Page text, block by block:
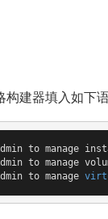
构建器填入如下
to manage
to manage
to manage